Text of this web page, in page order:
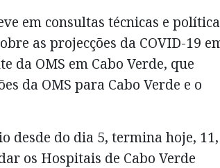
em consultas técnicas e
as projecções da COVID-19
da OMS em Cabo Verde, que
da OMS para Cabo Verde e o
desde do dia 5, termina hoje,
os Hospitais de Cabo Verde